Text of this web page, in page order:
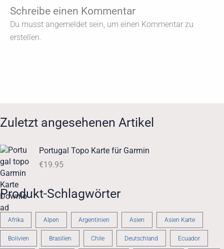
Schreibe einen Kommentar
Du musst angemeldet sein, um einen Kommentar zu
erstellen.
Zuletzt angesehenen Artikel
Portugal Topo Karte für Garmin
€19.95
Produkt-Schlagwörter
Afrika Alpen Argentinien Asien Asien Karte
Bolivien Brasilien Chile Deutschland Ecuador